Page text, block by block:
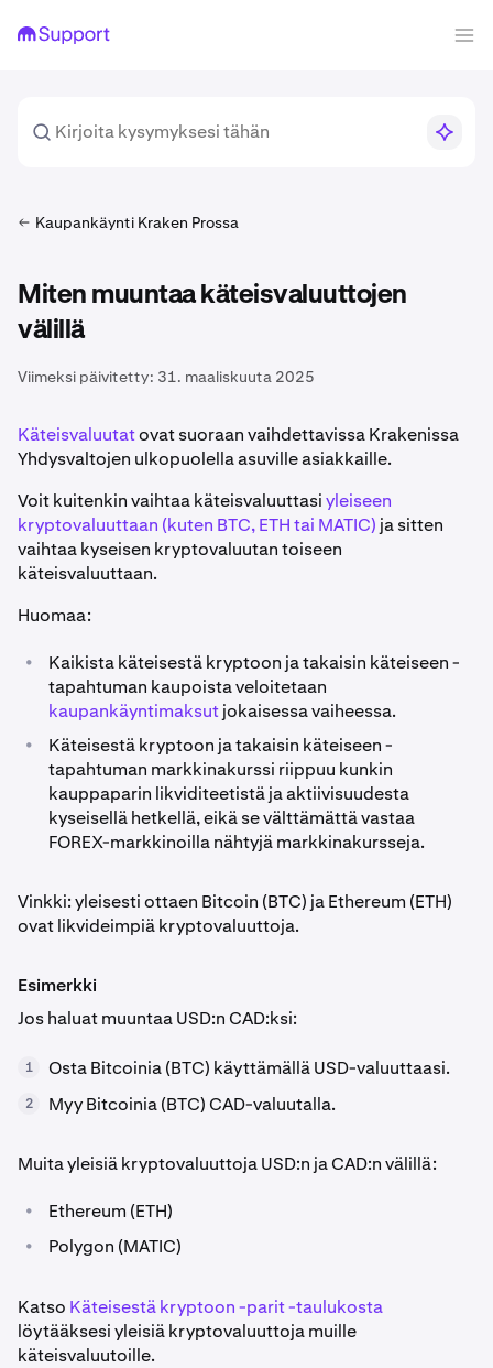
Kaupankäynti Kraken Prossa
Miten muuntaa käteisvaluuttojen
välillä
Viimeksi päivitetty: 31. maaliskuuta 2025
Käteisvaluutatovat suoraan vaihdettavissa Krakenissa
Yhdysvaltojen ulkopuolella asuville asiakkaille.
Voit kuitenkin vaihtaa käteisvaluuttasiyleiseen
kryptovaluuttaan (kuten BTC, ETH tai MATIC) ja sitten
vaihtaa kyseisen kryptovaluutan toiseen
käteisvaluuttaan.
Huomaa:
•
Kaikista käteisestä kryptoon ja takaisin käteiseen -
tapahtuman kaupoista veloitetaan
kaupankäyntimaksutjokaisessa vaiheessa.
•
Käteisestä kryptoon ja takaisin käteiseen -
tapahtuman markkinakurssi riippuu kunkin
kauppaparin likviditeetistä ja aktiivisuudesta
kyseisellä hetkellä, eikä se välttämättä vastaa
FOREX-markkinoilla nähtyjä markkinakursseja.
Vinkki: yleisesti ottaen Bitcoin (BTC) ja Ethereum (ETH)
ovat likvideimpiä kryptovaluuttoja.
Esimerkki
Jos haluat muuntaa USD:n CAD:ksi:
1 Osta Bitcoinia (BTC) käyttämällä USD-valuuttaasi.
2 Myy Bitcoinia (BTC) CAD-valuutalla.
Muita yleisiä kryptovaluuttoja USD:n ja CAD:n välillä:
• Ethereum (ETH)
• Polygon (MATIC)
Katso Käteisestä kryptoon -parit -taulukosta
löytääksesi yleisiä kryptovaluuttoja muille
käteisvaluutoille.